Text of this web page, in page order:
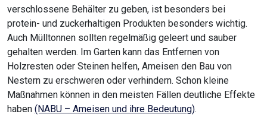
verschlossene Behälter zu geben, ist besonders bei
protein- und zuckerhaltigen Produkten besonders wichtig.
Auch Mülltonnen sollten regelmäßig geleert und sauber
gehalten werden. Im Garten kann das Entfernen von
Holzresten oder Steinen helfen, Ameisen den Bau von
Nestern zu erschweren oder verhindern. Schon kleine
Maßnahmen können in den meisten Fällen deutliche Effekte
haben (NABU – Ameisen und ihre Bedeutung).